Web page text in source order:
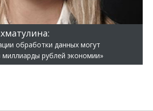
обработки данных могут
миллиарды рублей экономии»